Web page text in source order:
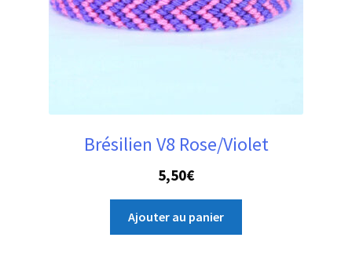
Brésilien V8 Rose/Violet
5,50€
Ajouter au panier